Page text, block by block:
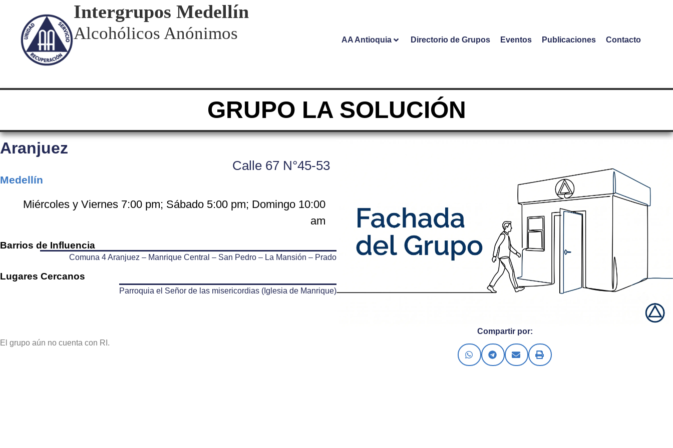
Intergrupos Medellín
Alcohólicos Anónimos AA Antioquia Directorio de Grupos Eventos Publicaciones Contacto
GRUPO LA SOLUCIÓN
Aranjuez
Calle 67 N°45-53
Medellín
Miércoles y Viernes 7:00 pm; Sábado 5:00 pm; Domingo 10:00
am
Barrios de Influencia
Comuna 4 Aranjuez – Manrique Central – San Pedro – La Mansión – Prado
Lugares Cercanos
Parroquia el Señor de las misericordias (Iglesia de Manrique)
El grupo aún no cuenta con RI.
Compartir por: